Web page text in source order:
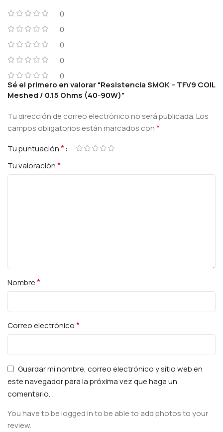
0
0
0
0
0
Sé el primero en valorar “Resistencia SMOK – TFV9 COIL
Meshed / 0.15 Ohms (40-90W)”
Tu dirección de correo electrónico no será publicada.Los
campos obligatorios están marcados con*
Tu puntuación*
Tu valoración*
Nombre*
Correo electrónico*
Guardar mi nombre, correo electrónico y sitio web en
este navegador para la próxima vez que haga un
comentario.
You have to be logged in to be able to add photos to your
review.